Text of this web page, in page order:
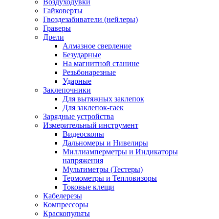
Воздуходувки
Гайковерты
Гвоздезабиватели (нейлеры)
Граверы
Дрели
Алмазное сверление
Безударные
На магнитной станине
Резьбонарезные
Ударные
Заклепочники
Для вытяжных заклепок
Для заклепок-гаек
Зарядные устройства
Измерительный инструмент
Видеоскопы
Дальномеры и Нивелиры
Миллиамперметры и Индикаторы
напряжения
Мультиметры (Тестеры)
Термометры и Тепловизоры
Токовые клещи
Кабелерезы
Компрессоры
Краскопульты